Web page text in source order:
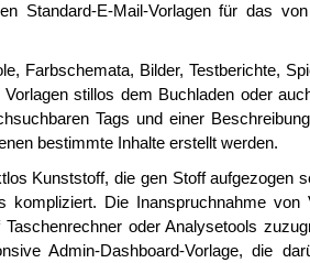
Standard-E-Mail-Vorlagen für das
Farbschemata, Bilder, Testberichte,
stillos dem Buchladen oder
Tags und einer
bestimmte Inhalte erstellt werden.
Kunststoff, die gen Stoff aufgezogen
kompliziert. Die Inanspruchnahme
oder Analysetools
Admin-Dashboard-Vorlage, die